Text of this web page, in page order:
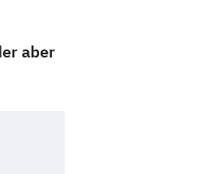
aber